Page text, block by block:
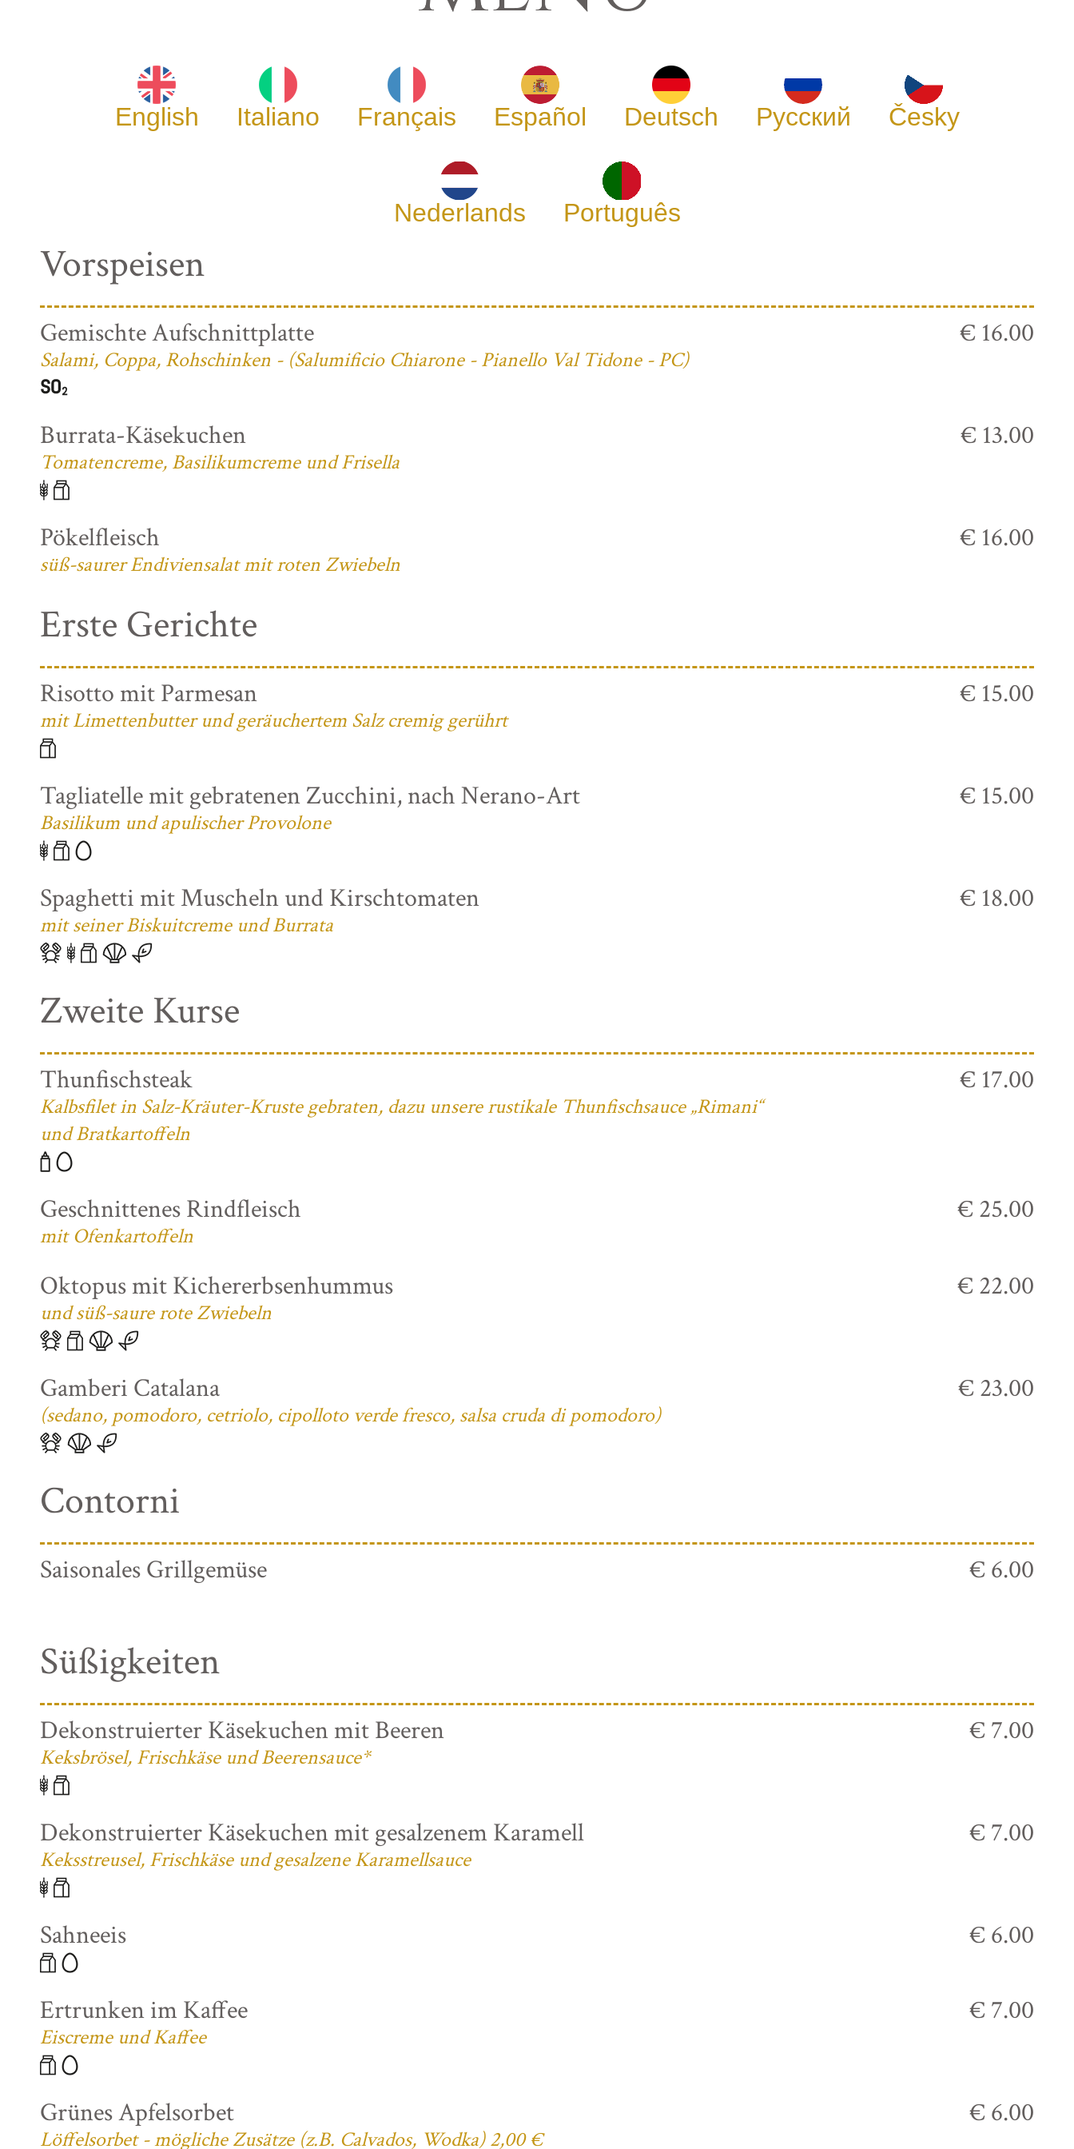
English Italiano Français Español Deutsch Русский Česky
Nederlands Português
Vorspeisen
Gemischte Aufschnittplatte
Salami, Coppa, Rohschinken - (Salumificio Chiarone - Pianello Val Tidone - PC)
€ 16.00
Burrata-Käsekuchen
Tomatencreme, Basilikumcreme und Frisella
€ 13.00
Pökelfleisch
süß-saurer Endiviensalat mit roten Zwiebeln
€ 16.00
Erste Gerichte
Risotto mit Parmesan
mit Limettenbutter und geräuchertem Salz cremig gerührt
€ 15.00
Tagliatelle mit gebratenen Zucchini, nach Nerano-Art
Basilikum und apulischer Provolone
€ 15.00
Spaghetti mit Muscheln und Kirschtomaten
mit seiner Biskuitcreme und Burrata
€ 18.00
Zweite Kurse
Thunfischsteak
Kalbsfilet in Salz-Kräuter-Kruste gebraten, dazu unsere rustikale Thunfischsauce „Rimani“
und Bratkartoffeln
€ 17.00
Geschnittenes Rindfleisch
mit Ofenkartoffeln
€ 25.00
Oktopus mit Kichererbsenhummus
und süß-saure rote Zwiebeln
€ 22.00
Gamberi Catalana
(sedano, pomodoro, cetriolo, cipolloto verde fresco, salsa cruda di pomodoro)
€ 23.00
Contorni
Saisonales Grillgemüse € 6.00
Süßigkeiten
Dekonstruierter Käsekuchen mit Beeren
Keksbrösel, Frischkäse und Beerensauce*
€ 7.00
Dekonstruierter Käsekuchen mit gesalzenem Karamell
Keksstreusel, Frischkäse und gesalzene Karamellsauce
€ 7.00
Sahneeis € 6.00
Ertrunken im Kaffee
Eiscreme und Kaffee
€ 7.00
Grünes Apfelsorbet
Löffelsorbet - mögliche Zusätze (z.B. Calvados, Wodka) 2,00 €
€ 6.00